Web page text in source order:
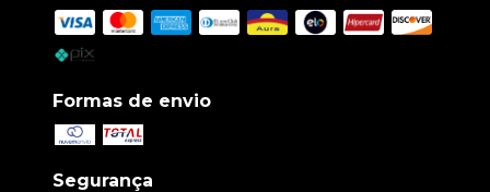
Formas de envio
Segurança